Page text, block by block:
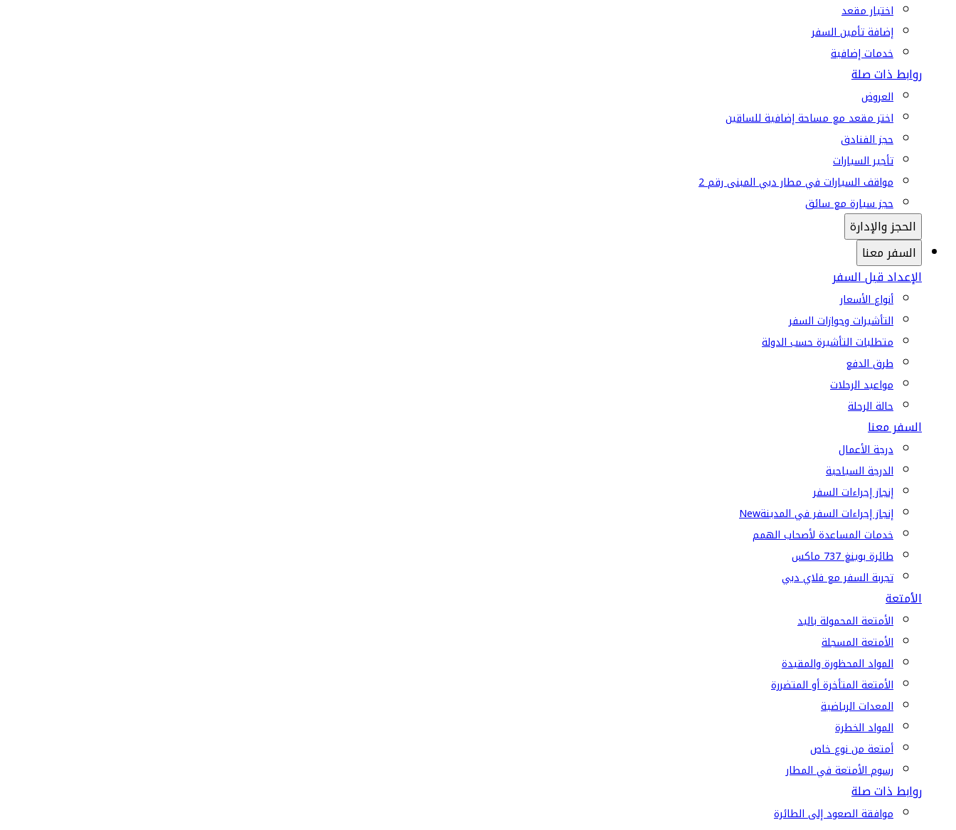
اختيار مقعد
إضافة تأمين السفر
خدمات إضافية
روابط ذات صلة
العروض
اختر مقعد مع مساحة إضافية للساقين
حجز الفنادق
تأجير السيارات
مواقف السيارات في مطار دبي المبنى رقم 2
حجز سيارة مع سائق
الحجز والإدارة
السفر معنا
الإعداد قبل السفر
أنواع الأسعار
التأشيرات وجوازات السفر
متطلبات التأشيرة حسب الدولة
طرق الدفع
مواعيد الرحلات
حالة الرحلة
السفر معنا
درجة الأعمال
الدرجة السياحية
إنجاز إجراءات السفر
إنجاز إجراءات السفر في المدينةNew
خدمات المساعدة لأصحاب الهمم
طائرة بوينغ 737 ماكس
تجربة السفر مع فلاي دبي
الأمتعة
الأمتعة المحمولة باليد
الأمتعة المسجلة
المواد المحظورة والمقيدة
الأمتعة المتأخرة أو المتضررة
المعدات الرياضية
المواد الخطرة
أمتعة من نوع خاص
رسوم الأمتعة في المطار
روابط ذات صلة
موافقة الصعود إلى الطائرة